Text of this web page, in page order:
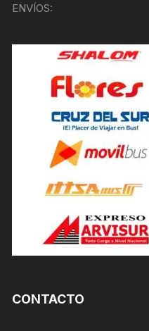
ENVÍOS:
CONTACTO